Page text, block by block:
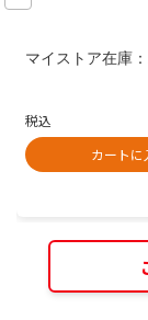
マイストア在庫：
税込
カートに